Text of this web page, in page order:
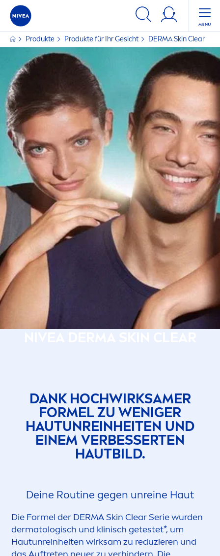
Produkte Produkte für Ihr Gesicht DERMASkinClear
DANK HOCHWIRKSAMER
FORMEL ZU WENIGER
HAUTUNREINHEITEN UND
EINEM VERBESSERTEN
HAUTBILD.
Deine Routine gegen unreine Haut
Die Formel der DERMASkin Clear Serie wurden
dermatologisch und klinisch getestet*, um
Hautunreinheiten wirksam zu reduzieren und